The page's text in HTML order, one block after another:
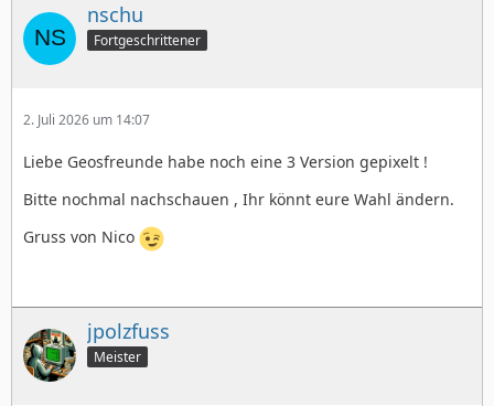
nschu
Fortgeschrittener
2. Juli 2026 um 14:07
Liebe Geosfreunde habe noch eine 3 Version gepixelt !
Bitte nochmal nachschauen , Ihr könnt eure Wahl ändern.
Gruss von Nico
jpolzfuss
Meister